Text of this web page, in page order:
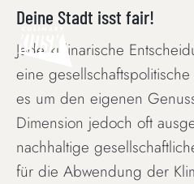
Skip
content
Deine Stadt isst fair!
Jede kulinarische
eine
es um den eigenen
Dimension jedoch oft
nachhaltige
für die Abwendung der